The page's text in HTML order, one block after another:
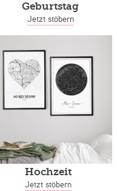
Geburtstag
Jetzt stöbern
Hochzeit
Jetzt stöbern